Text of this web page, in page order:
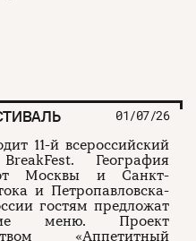
01/07/26
11-й всероссийский
География
от Москвы и Санкт-
и Петропавловска-
гостям предложат
меню. Проект
«Аппетитный